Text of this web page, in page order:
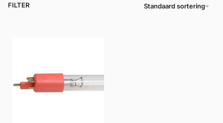
Standaard sortering
FILTER